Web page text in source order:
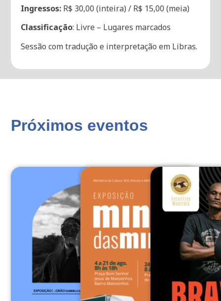
Ingressos: R$ 30,00 (inteira) / R$ 15,00 (meia)
Classificação: Livre – Lugares marcados
Sessão com tradução e interpretação em Libras.
Próximos eventos